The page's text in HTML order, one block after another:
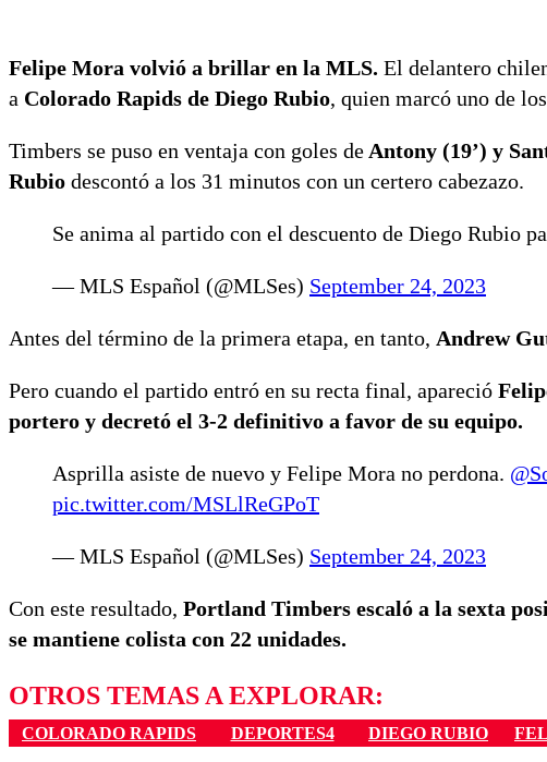
Felipe Mora volvió a brillar en la MLS. El delantero
a Colorado Rapids de Diego Rubio, quien marcó uno de
Timbers se puso en ventaja con goles deAntony (19’) y
Rubio descontó a los 31 minutos con un certero cabezazo.
Se anima al partido con el descuento de Diego Rubio
— MLS Español (@MLSes) September 24, 2023
Antes del término de la primera etapa, en tanto, Andrew
Pero cuando el partido entró en su recta final, apareció
portero y decretó el 3-2 definitivo a favor de su equipo.
Asprilla asiste de nuevo y Felipe Mora no perdona.
pic.twitter.com/MSLlReGPoT
— MLS Español (@MLSes) September 24, 2023
Con este resultado, Portland Timbers escaló a la sexta
se mantiene colista con 22 unidades.
OTROS TEMAS A EXPLORAR:
COLORADO RAPIDS DEPORTES4 DIEGO RUBIO